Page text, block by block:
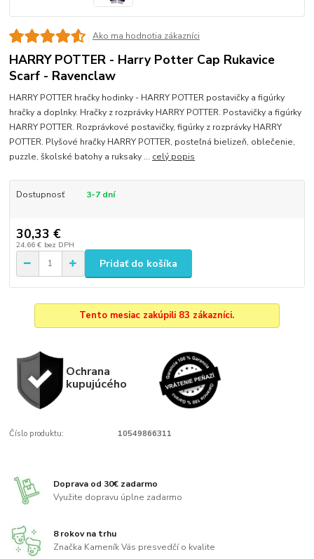
Ako ma hodnotia zákazníci
HARRY POTTER - Harry Potter Cap Rukavice
Scarf - Ravenclaw
HARRY POTTER hračky hodinky - HARRY POTTER postavičky a figúrky
hračky a doplnky. Hračky z rozprávky HARRY POTTER. Postavičky a figúrky
HARRY POTTER. Rozprávkové postavičky, figúrky z rozprávky HARRY
POTTER. Plyšové hračky HARRY POTTER, posteľná bielizeň, oblečenie,
puzzle, školské batohy a ruksaky ... celý popis
Dostupnosť 3-7 dní
30,33 €
24,66 € bez DPH
Pridať do košíka
Tento mesiac zakúpili 83 zákazníci.
Ochrana
kupujúcého
Číslo produktu: 10549866311
Doprava od 30€ zadarmo
Využite dopravu úplne zadarmo
8 rokov na trhu
Značka Kameník Vás presvedčí o kvalite